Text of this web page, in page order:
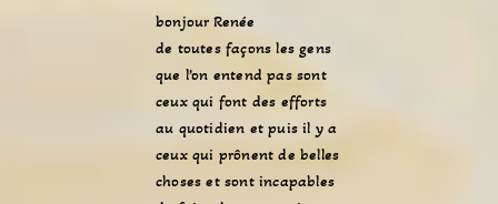
bonjour Renée
de toutes façons les gens
que l’on entend pas sont
ceux qui font des efforts
au quotidien et puis il y a
ceux qui prônent de belles
choses et sont incapables